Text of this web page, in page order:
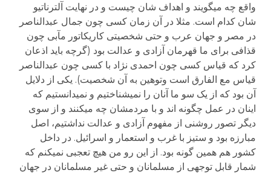
واقع چه می­گویند و اهداف شان چیست و در نهایت آلترناتیو
شان کدام است. مثلا در آن زمان کسی چون جمال عبدالناصر
در مصر و جهان عرب و حتی شخصیتی کاریکاتور مآبی چون
قذافی برای ما قهرمان آزادی و عدالت بود (گرچه باید اذعان
کرد که قیاس کسی چون احمدی نژاد با کسی چون عبدالناصر
قیاس مع الفارق است وتوهین به آن شخصیت). یکی از دلایل
آن بود که از یک سو ما آنان را نمی­شناختیم و نمی­دانستیم که
اینان در عمل چگونه اند و با مردمشان چه می­کنند و از سوی
دیگر تصور روشنی از مفهوم آزادی و عدالت نداشتیم، اصل
مبارزه بود و ستیز با غرب و استعمار و اسرائیل. در داخل
کشور هم همین گونه بود. از این رو من هیچ تعجبی نمی­کنم که
شمار قابل توجهی از مسلمانان و حتی غیر مسلمانان در جهان